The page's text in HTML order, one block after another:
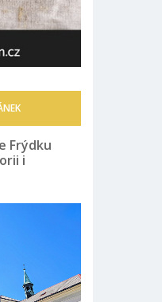
Frýdku
i